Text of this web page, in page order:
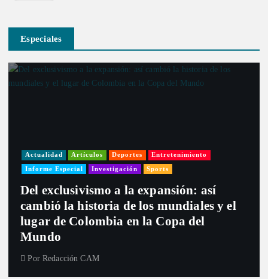
Especiales
Actualidad Artículos Deportes Entretenimiento
Informe Especial Investigación Sports
Del exclusivismo a la expansión: así
cambió la historia de los mundiales y el
lugar de Colombia en la Copa del
Mundo
Por Redacción CAM